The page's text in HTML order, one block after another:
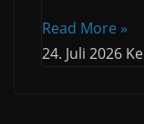
Read More »
24. Juli 2026